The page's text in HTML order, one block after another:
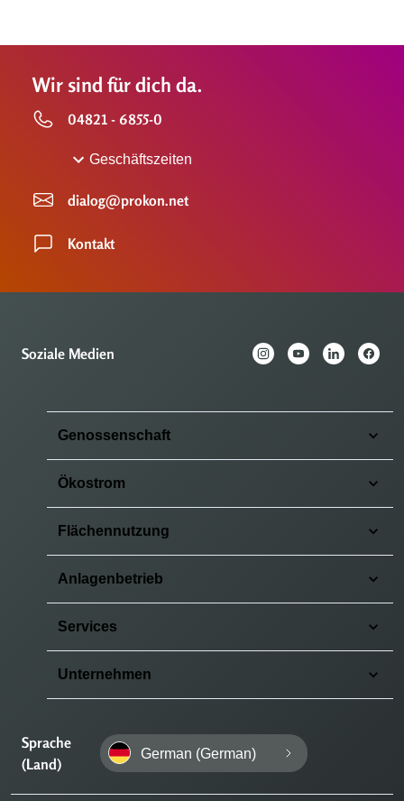
Wir sind für dich da.
04821 - 6855-0
Geschäftszeiten
dialog@prokon.net
Kontakt
Soziale Medien
Genossenschaft
Ökostrom
Flächennutzung
Anlagenbetrieb
Services
Unternehmen
Sprache
(Land)
German (German)